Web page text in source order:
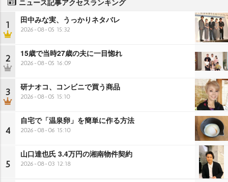
ニュース記事アクセスランキング
1 田中みな実、うっかりネタバレ
2026-08-05 15:32
2 15歳で当時27歳の夫に一目惚れ
2026-08-05 16:09
3 研ナオコ、コンビニで買う商品
2026-08-05 15:10
4
自宅で「温泉卵」を簡単に作る方法
2026-08-06 15:10
5
山口達也氏 3.4万円の湘南物件契約
2026-08-03 12:18